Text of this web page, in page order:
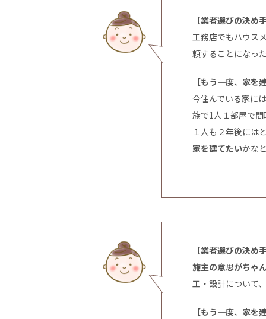
【業者選びの決め
工務店でもハウス
頼することになっ
【もう一度、家を
今住んでいる家に
族で1人１部屋で
１人も２年後には
家を建てたいかな
【業者選びの決め
施主の意思がちゃ
工・設計について
【もう一度、家を